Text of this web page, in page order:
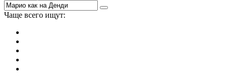
Чаще всего ищут: